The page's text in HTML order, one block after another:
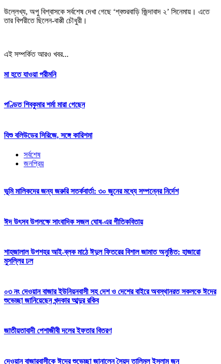
উল্লেখ্য, অপু বিশ্বাসকে সর্বশেষ দেখা গেছে ‘শ্বশুরবাড়ি জিন্দাবাদ ২’ সিনেমায়। এতে
তার বিপরীতে ছিলেন-বাপ্পী চৌধুরী।
এই সম্পর্কিত আরও খবর...
মা হতে যাওয়া পরীমনি
পণ্ডিত শিবকুমার শর্মা মারা গেছেন
যিশু বলিউডের সিরিজে, সঙ্গে কারিশমা
সর্বশেষ
জনপ্রিয়
ভূমি মালিকদের জন্য জরুরি সতর্কবার্তা: ৩০ জুনের মধ্যে সম্পন্নের নির্দেশ
ঈদ উৎসব উপলক্ষে সাংবাদিক সজল ঘোষ-এর গীতিকবিতায়
শাহজালাল উপশহর আই-ব্লক মাঠে ঈদুল ফিতরের বিশাল জামাত অনুষ্ঠিত: হাজারো
মুসল্লির ঢল
০৩ নং দেওয়ান বাজার ইউনিয়নবাসী সহ দেশ ও দেশের বাইরে অবস্থানরত সকলকে ঈদের
শুভেচ্ছা জানিয়েছেন খন্দকার আব্দুর রকিব
জাতীয়তাবাদী পেশাজীবী দলের ইফতার বিতরণ
দেওয়ান বাজারবাসীকে ঈদের শুভেচ্ছা জানালেন সৈয়দ তালিমুল ইসলাম জুনু